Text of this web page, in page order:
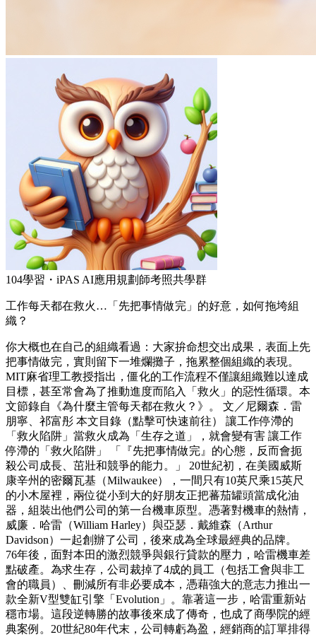
104學習・iPAS AI應用規劃師考照共學群
工作每天都在救火…「先把事情做完」的好意，如何拖垮組
織？
你大概也在自己的組織看過：大家拚命想交出成果，表面上先
把事情做完，實則留下一堆爛攤子，拖累整個組織的表現。
MIT麻省理工教授指出，僵化的工作流程不僅讓組織難以達成
目標，甚至常會為了推動進度而陷入「救火」的惡性循環。本
文節錄自《為什麼主管每天都在救火？》。 文／尼爾森．雷
朋寧、祁富彤 本文目錄（點擊可快速前往） 讓工作停滯的
「救火陷阱」當救火成為「生存之道」，就會變有害 讓工作
停滯的「救火陷阱」 「『先把事情做完』的心態，反而會扼
殺公司成長、茁壯和競爭的能力。」 20世紀初，在美國威斯
康辛州的密爾瓦基（Milwaukee），一間只有10英尺乘15英尺
的小木屋裡，兩位從小到大的好朋友正把蕃茄罐頭當成化油
器，組裝出他們公司的第一台機車原型。憑著對機車的熱情，
威廉．哈雷（William Harley）與亞瑟．戴維森（Arthur
Davidson）一起創辦了公司，後來成為全球最經典的品牌。
76年後，面對本田的激烈競爭與銀行貸款的壓力，哈雷機車差
點破產。為求生存，公司裁掉了4成的員工（包括工會與非工
會的職員）、刪減所有非必要成本，憑藉強大的意志力推出一
款全新V型雙缸引擎「Evolution」。靠著這一步，哈雷重新站
穩市場。這段逆轉勝的故事後來成了傳奇，也成了商學院的經
典案例。20世紀80年代末，公司轉虧為盈，經銷商的訂單排得